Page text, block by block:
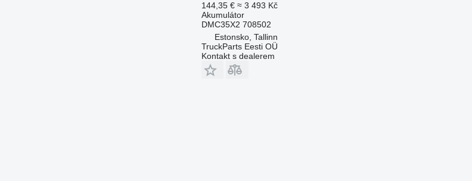
144,35 € ≈ 3 493 Kč
Akumulátor
DMC35X2 708502
Estonsko, Tallinn
TruckParts Eesti OÜ
Kontakt s dealerem